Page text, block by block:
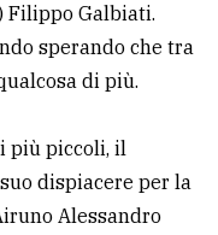
Filippo Galbiati.
sperando che tra
di più.
più piccoli, il
dispiacere per la
Alessandro